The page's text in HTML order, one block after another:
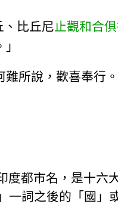
、比丘尼 止觀和合
所說，歡喜奉行。
度都市名，是十六
一詞之後的「國」